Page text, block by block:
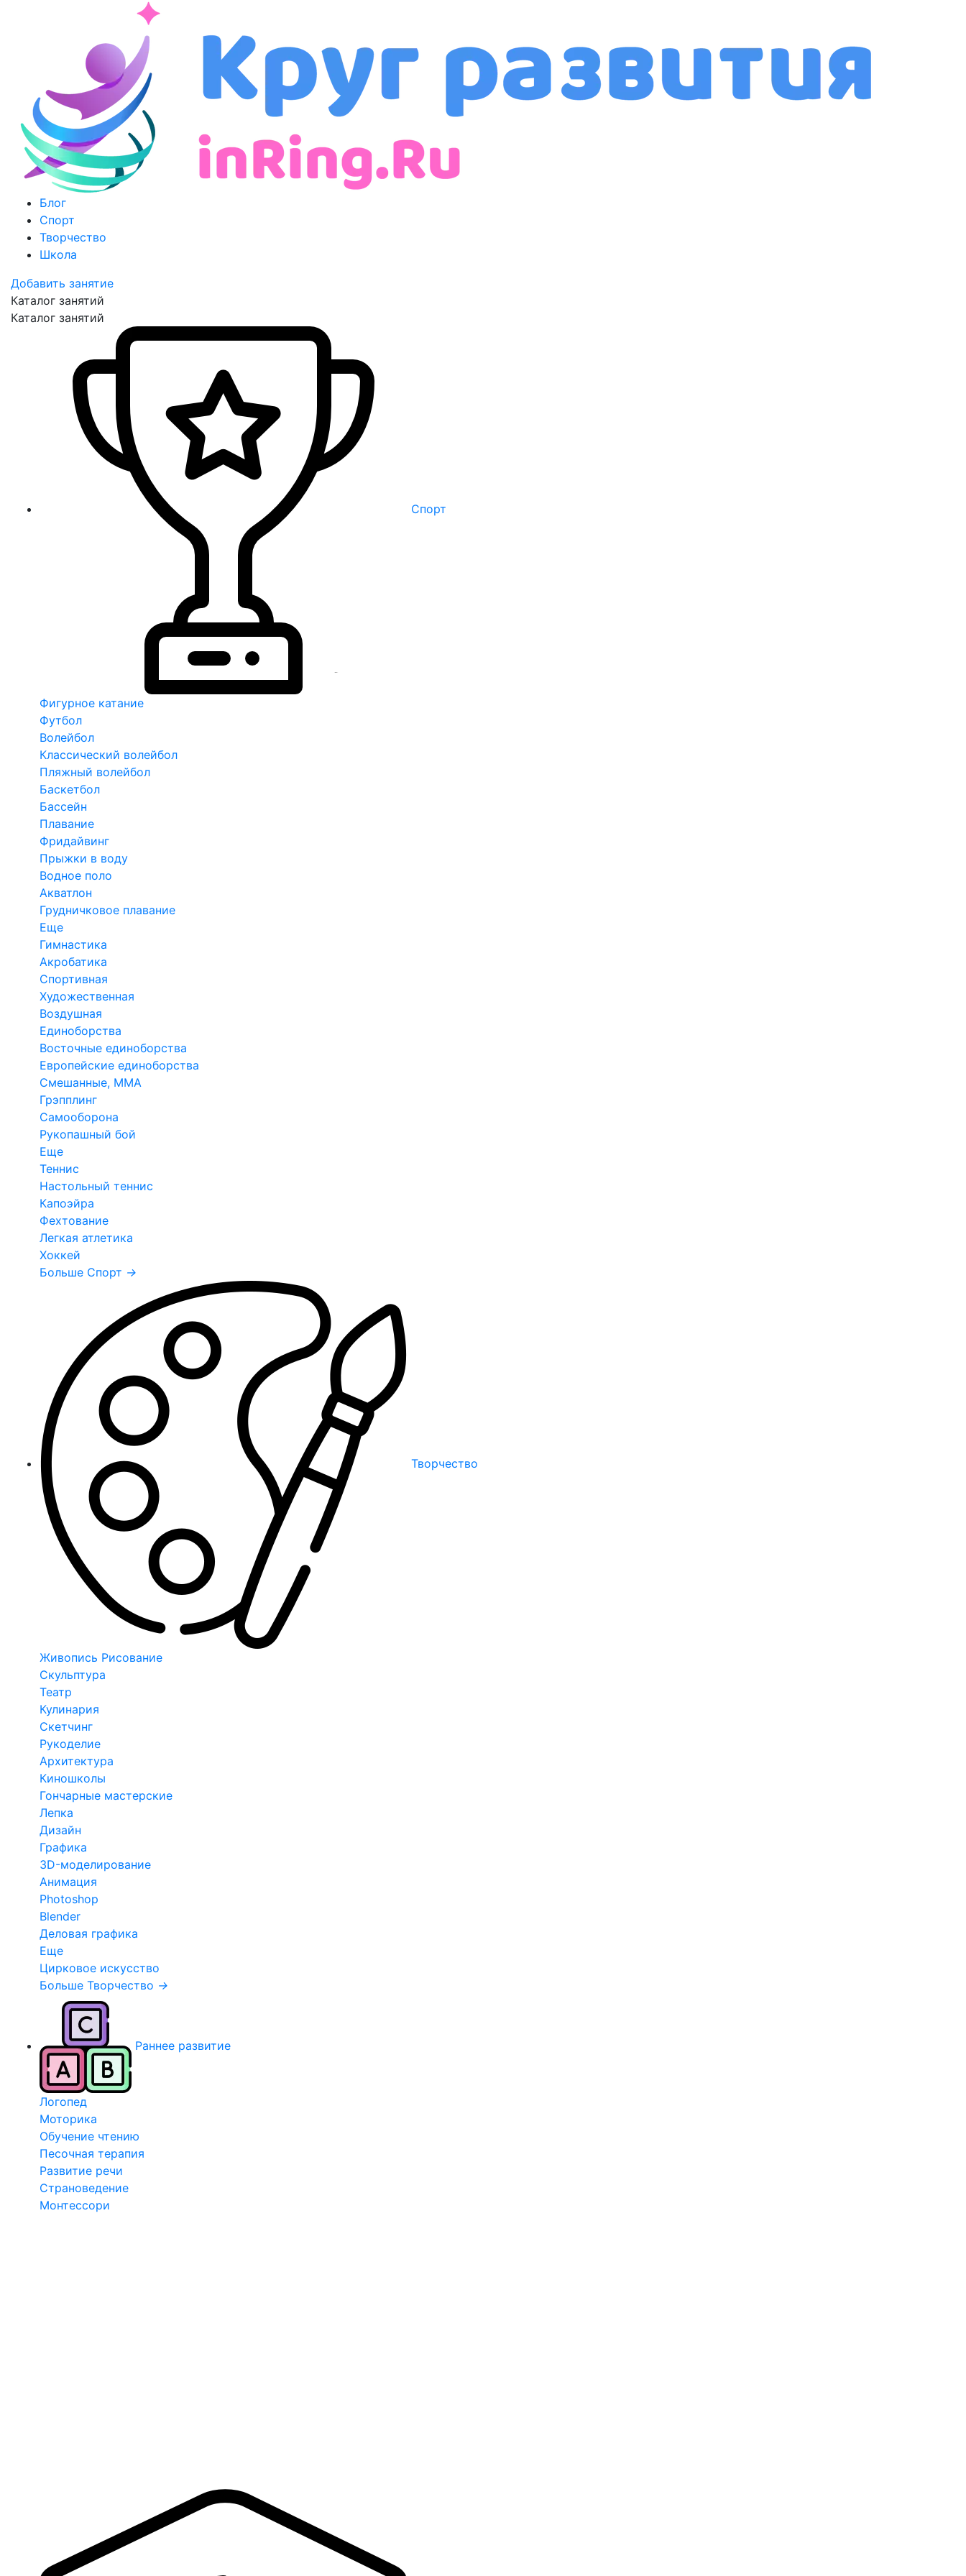
Блог
Спорт
Творчество
Школа
Добавить занятие
Каталог занятий
Каталог занятий
Спорт
Фигурное катание
Футбол
Волейбол
Классический волейбол
Пляжный волейбол
Баскетбол
Бассейн
Плавание
Фридайвинг
Прыжки в воду
Водное поло
Акватлон
Грудничковое плавание
Еще
Гимнастика
Акробатика
Спортивная
Художественная
Воздушная
Единоборства
Восточные единоборства
Европейские единоборства
Смешанные, ММА
Грэпплинг
Самооборона
Рукопашный бой
Еще
Теннис
Настольный теннис
Капоэйра
Фехтование
Легкая атлетика
Хоккей
Больше Спорт →
Творчество
Живопись Рисование
Скульптура
Театр
Кулинария
Скетчинг
Рукоделие
Архитектура
Киношколы
Гончарные мастерские
Лепка
Дизайн
Графика
3D-моделирование
Анимация
Photoshop
Blender
Деловая графика
Еще
Цирковое искусство
Больше Творчество →
Раннее развитие
Логопед
Моторика
Обучение чтению
Песочная терапия
Развитие речи
Страноведение
Монтессори